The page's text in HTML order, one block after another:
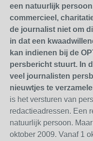
een natuurlijk
commercieel,
de journalist niet om
in dat een
kan indienen bij de
persbericht stuurt. In
veel journalisten
nieuwtjes te
is het versturen van
redactieadressen. Een
natuurlijk persoon.
oktober 2009. Vanaf 1